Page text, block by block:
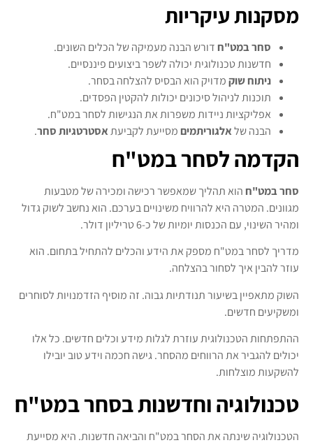
מסקנות עיקריות
סחר במט"חדורש הבנה מעמיקה של הכלים השונים.
חדשנות טכנולוגית יכולה לשפר ביצועים פיננסיים.
ניתוח שוקמדויק הוא הבסיס להצלחה בסחר.
תוכנות לניהול סיכונים יכולות להקטין הפסדים.
אפליקציות ניידות משפרות את הנגישות לסחר במט"ח.
הבנה שלאלגוריתמיםמסייעת לקביעתאסטרטגיות סחר.
הקדמה לסחר במט"ח
סחר במט"חהוא תהליך שמאפשר רכישה ומכירה של מטבעות
מגוונים. המטרה היא להרוויח משינויים בערכם. הוא נחשב לשוק גדול
ומהיר השינוי, עם הכנסות יומיות של כ-6 טריליון דולר.
מדריך לסחר במט"ח מספק את הידע והכלים להתחיל בתחום. הוא
עוזר להבין איך לסחור בהצלחה.
השוק מתאפיין בשיעור תנודתיות גבוה. זה מוסיף הזדמנויות לסוחרים
ומשקיעים חדשים.
ההתפתחות הטכנולוגית עוזרת לגלות מידע וכלים חדשים. כל אלו
יכולים להגביר את הרווחים מהסחר. גישה חכמה וידע טוב יובילו
להשקעות מוצלחות.
טכנולוגיה וחדשנות בסחר במט"ח
הטכנולוגיה שינתה את הסחר במט"ח והביאה חדשנות. היא מסייעת